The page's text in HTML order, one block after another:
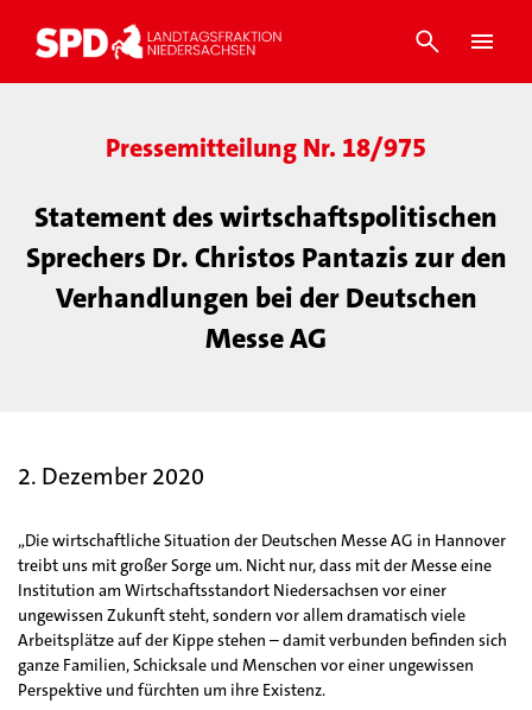
Pressemitteilung Nr. 18/975
Statement des wirtschaftspolitischen
Sprechers Dr. Christos Pantazis zur den
Verhandlungen bei der Deutschen
Messe AG
2. Dezember 2020
„Die wirtschaftliche Situation der Deutschen Messe AG in Hannover
treibt uns mit großer Sorge um. Nicht nur, dass mit der Messe eine
Institution am Wirtschaftsstandort Niedersachsen vor einer
ungewissen Zukunft steht, sondern vor allem dramatisch viele
Arbeitsplätze auf der Kippe stehen – damit verbunden befinden sich
ganze Familien, Schicksale und Menschen vor einer ungewissen
Perspektive und fürchten um ihre Existenz.